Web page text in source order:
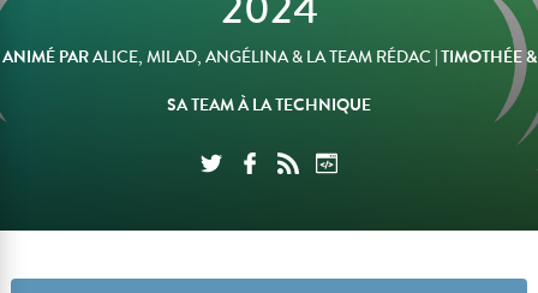
ANIMÉ PARALICE, MILAD, ANGÉLINA & LA TEAM RÉDAC | TIMOTHÉE &
SA TEAM À LA TECHNIQUE